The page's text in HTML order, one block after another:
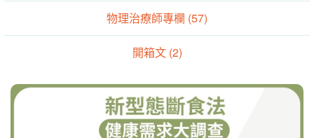
物理治療師專欄 (57)
開箱文 (2)